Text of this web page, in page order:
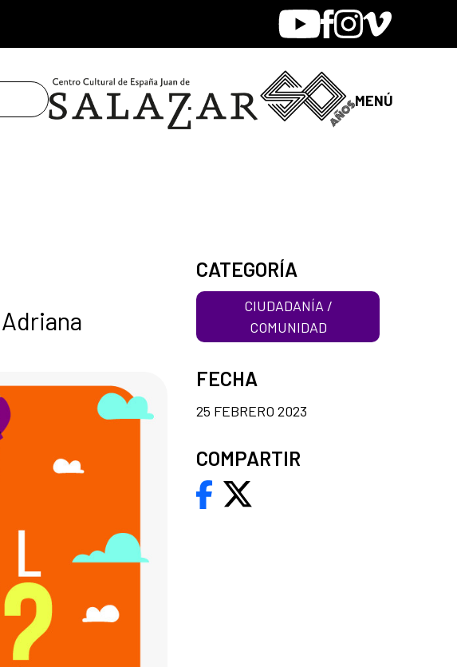
YoutubeFacebook
Instagram
Vimeo
MENÚ
CATEGORÍA
CIUDADANÍA /
COMUNIDAD
FECHA
25 FEBRERO 2023
COMPARTIR